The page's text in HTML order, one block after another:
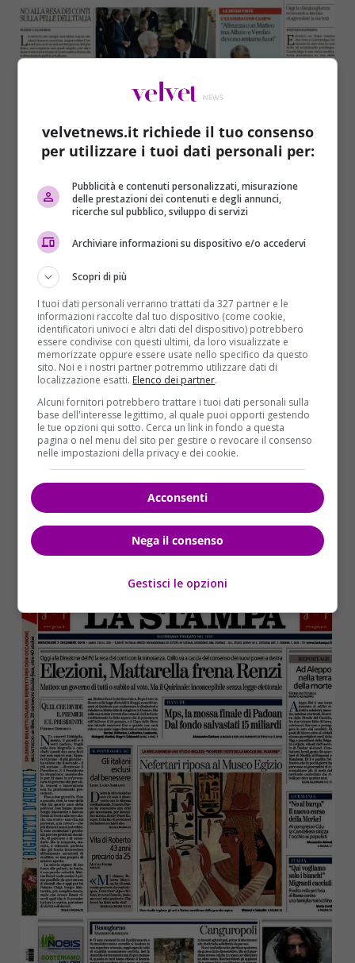
velvetnews.it richiede il tuo consenso
per utilizzare i tuoi dati personali per:
Pubblicità e contenuti personalizzati, misurazione
delle prestazioni dei contenuti e degli annunci,
ricerche sul pubblico, sviluppo di servizi
Archiviare informazioni su dispositivo e/o accedervi
Scopri di più
I tuoi dati personali verranno trattati da 327 partner e le
informazioni raccolte dal tuo dispositivo (come cookie,
identificatori univoci e altri dati del dispositivo) potrebbero
essere condivise con questi ultimi, da loro visualizzate e
memorizzate oppure essere usate nello specifico da questo
sito. Noi e i nostri partner potremmo utilizzare dati di
localizzazione esatti. Elenco dei partner.
Alcuni fornitori potrebbero trattare i tuoi dati personali sulla
base dell'interesse legittimo, al quale puoi opporti gestendo
le tue opzioni qui sotto. Cerca un link in fondo a questa
pagina o nel menu del sito per gestire o revocare il consenso
nelle impostazioni della privacy e dei cookie.
Acconsenti
Nega il consenso
Gestisci le opzioni